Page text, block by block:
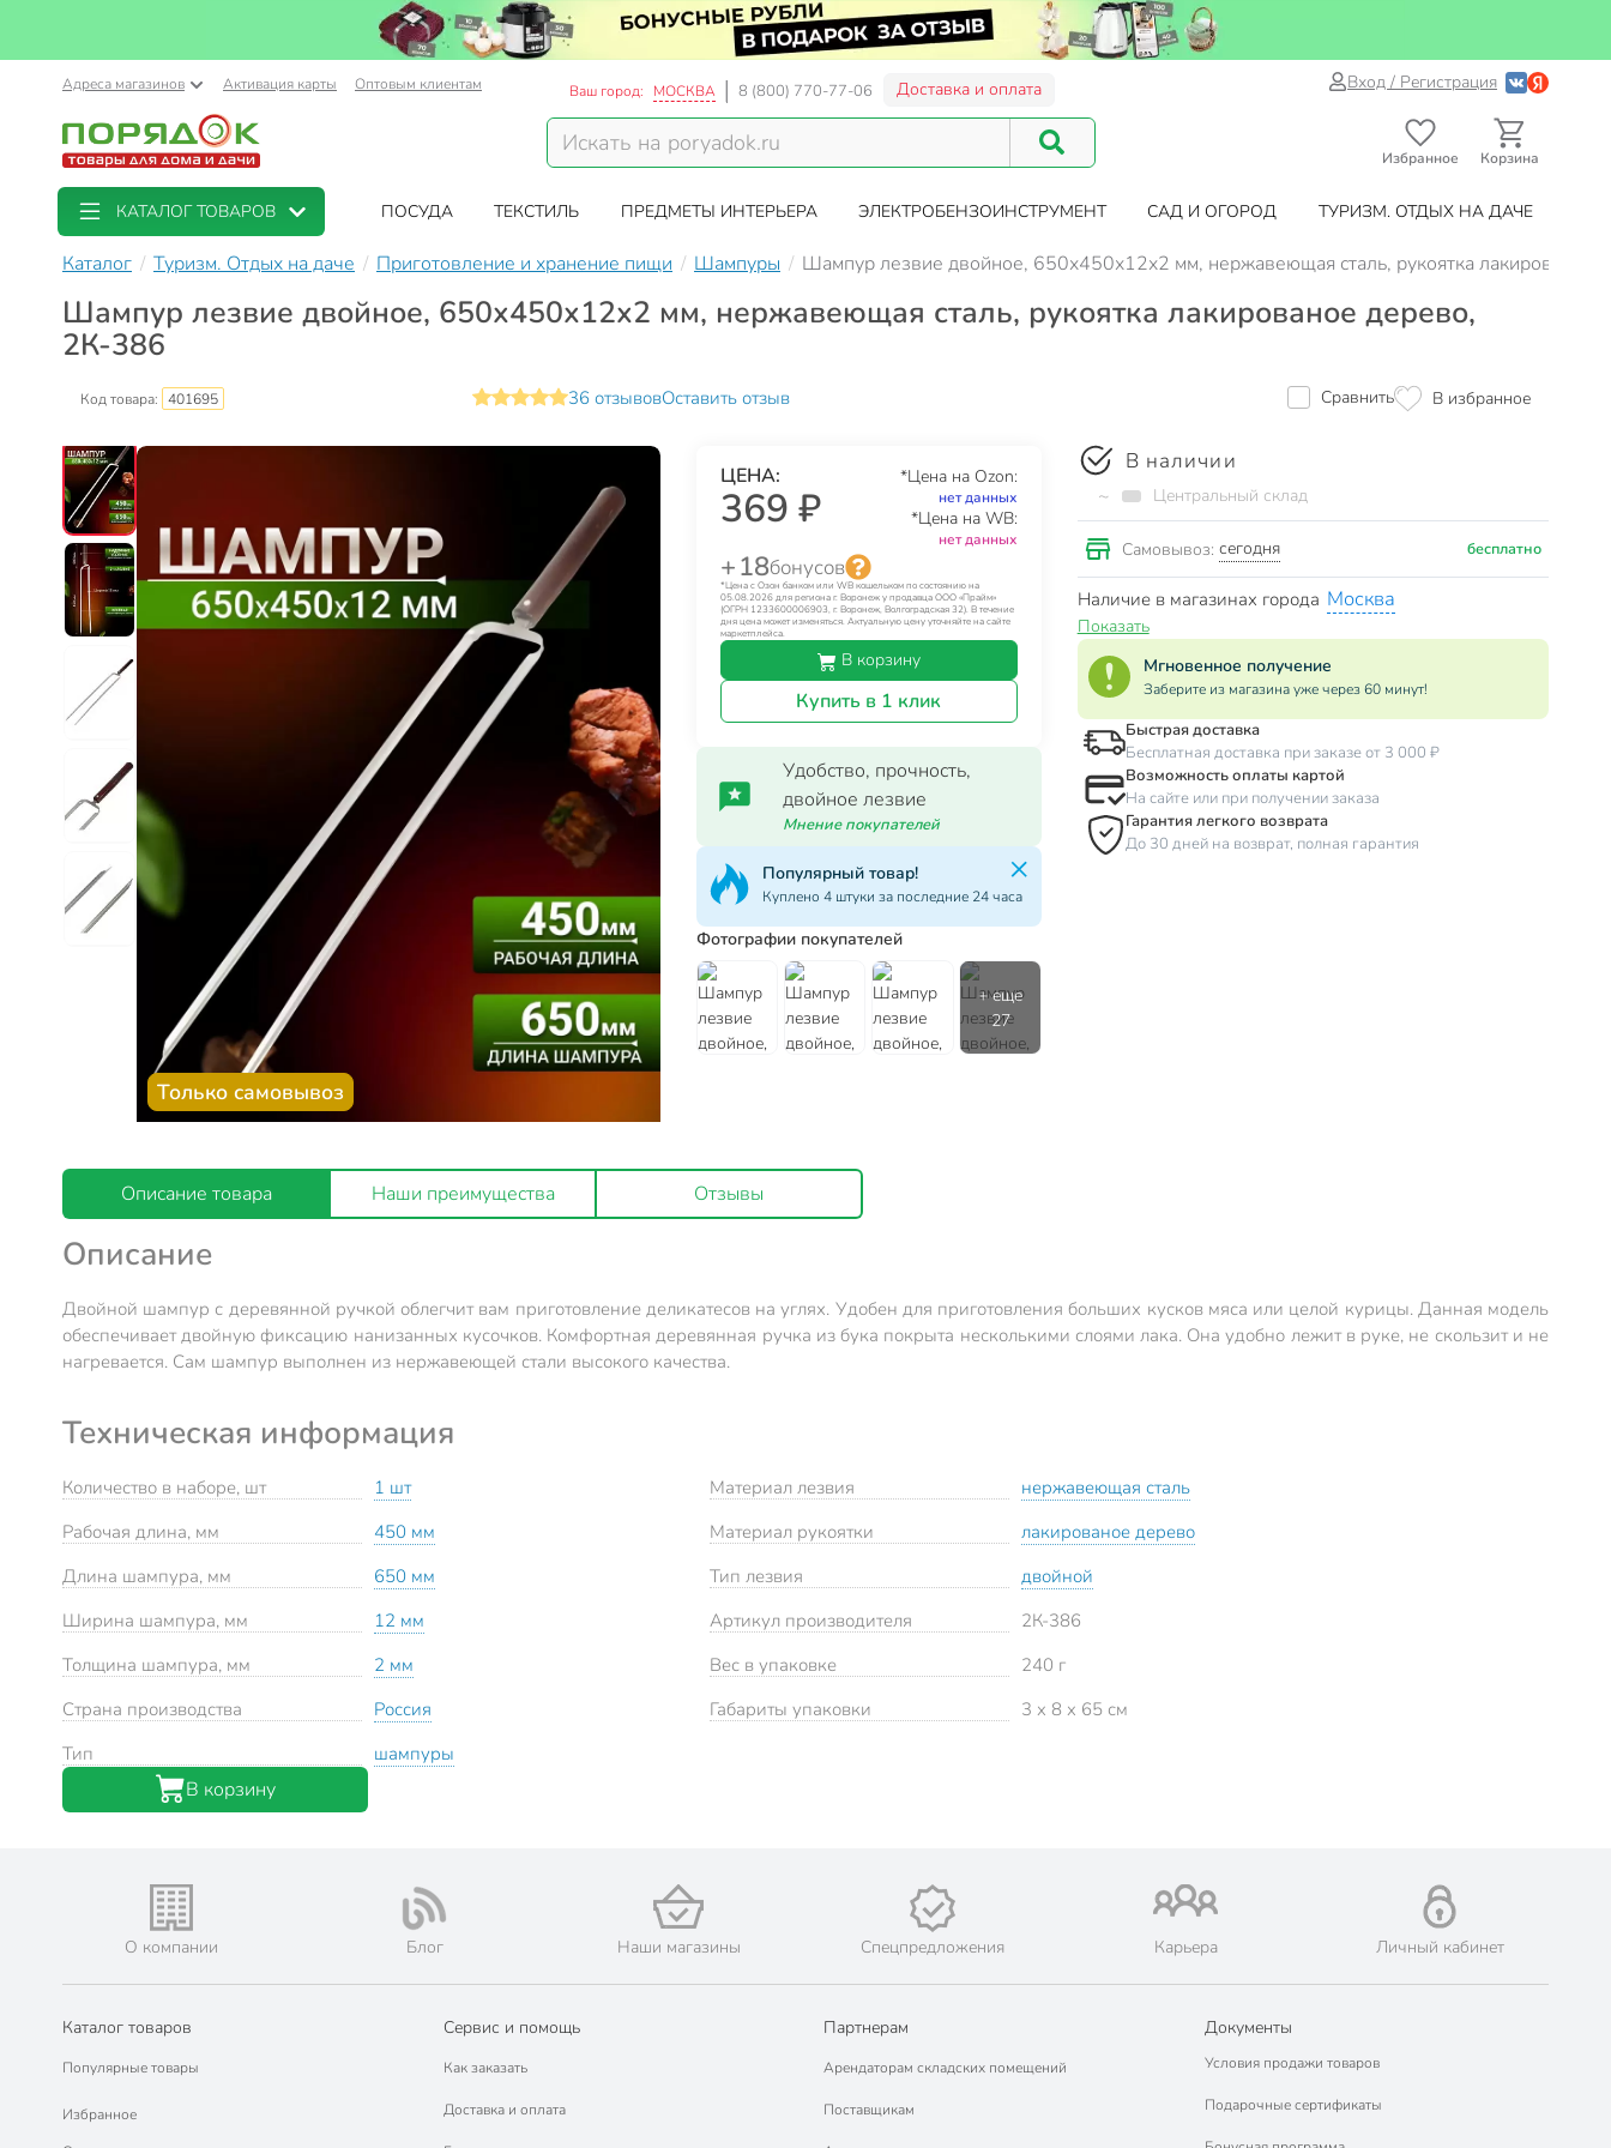
Адреса магазинов Активация карты Оптовым клиентам Ваш город: МОСКВА 8 (800) 770-77-06 Доставка и оплата Вход / Регистрация
Избранное Корзина
КАТАЛОГ ТОВАРОВ ПОСУДА ТЕКСТИЛЬ ПРЕДМЕТЫ ИНТЕРЬЕРА ЭЛЕКТРОБЕНЗОИНСТРУМЕНТ САД И ОГОРОД ТУРИЗМ. ОТДЫХ НА ДАЧЕ
Каталог Туризм. Отдых на даче Приготовление и хранение пищи Шампуры Шампур лезвие двойное, 650х450х12х2 мм, нержавеющая сталь, рукоятка лакированое
Шампур лезвие двойное, 650х450х12х2 мм, нержавеющая сталь, рукоятка лакированое дерево,
2К-386
Код товара: 401695 36 отзывовОставить отзыв Сравнить В избранное
Только самовывоз
ЦЕНА:
369 ₽
*Цена на Ozon:
нет данных
*Цена на WB:
нет данных
+ 18бонусов
*Цена с Озон банком или WB кошельком по состоянию на
05.08.2026 для региона г. Воронеж у продавца ООО «Прайм»
(ОГРН 1233600006903, г. Воронеж, Волгоградская 32). В течение
дня цена может изменяться. Актуальную цену уточняйте на сайте
маркетплейса.
В корзину
Купить в 1 клик
Удобство, прочность,
двойное лезвие
Мнение покупателей
Популярный товар!
Куплено 4 штуки за последние 24 часа
Фотографии покупателей
В наличии
~ Центральный склад
Самовывоз: сегодня бесплатно
Наличие в магазинах города Москва
Показать
Мгновенное получение
Заберите из магазина уже через 60 минут!
Быстрая доставка
Бесплатная доставка при заказе от 3 000 ₽
Возможность оплаты картой
На сайте или при получении заказа
Гарантия легкого возврата
До 30 дней на возврат, полная гарантия
Описание товара Наши преимущества Отзывы
Описание
Двойной шампур с деревянной ручкой облегчит вам приготовление деликатесов на углях. Удобен для приготовления больших кусков мяса или целой курицы. Данная модель
обеспечивает двойную фиксацию нанизанных кусочков. Комфортная деревянная ручка из бука покрыта несколькими слоями лака. Она удобно лежит в руке, не скользит и не
нагревается. Сам шампур выполнен из нержавеющей стали высокого качества.
Техническая информация
Количество в наборе, шт
1 шт
Рабочая длина, мм
450 мм
Длина шампура, мм
650 мм
Ширина шампура, мм
12 мм
Толщина шампура, мм
2 мм
Страна производства
Россия
Тип
шампуры
Материал лезвия
нержавеющая сталь
Материал рукоятки
лакированое дерево
Тип лезвия
двойной
Артикул производителя
2К-386
Вес в упаковке
240 г
Габариты упаковки
3 x 8 x 65 см
В корзину
О компании Блог Наши магазины Спецпредложения Карьера Личный кабинет
Каталог товаров
Популярные товары
Избранное
Сервис и помощь
Как заказать
Доставка и оплата
Партнерам
Арендаторам складских помещений
Поставщикам
Документы
Условия продажи товаров
Подарочные сертификаты